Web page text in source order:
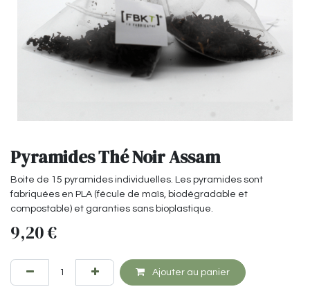
Pyramides Thé Noir Assam
Boite de 15 pyramides individuelles. Les pyramides sont
fabriquées en PLA (fécule de maïs, biodégradable et
compostable) et garanties sans bioplastique.
9,20€
Ajouter au panier